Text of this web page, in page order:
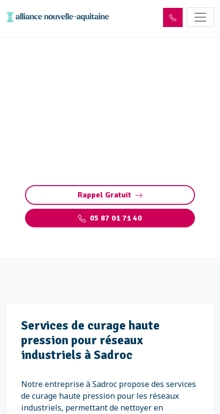
Rappel Gratuit
05 87 01 71 40
Services de curage haute
pression pour réseaux
industriels à Sadroc
Notre entreprise à Sadroc propose des services
de curage haute pression pour les réseaux
industriels, permettant de nettoyer en